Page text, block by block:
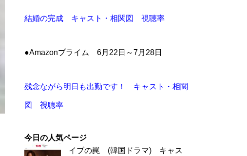
結婚の完成 キャスト・相関図 視聴率
●Amazonプライム 6月22日～7月28日
残念ながら明日も出勤です！ キャスト・相関
図 視聴率
今日の人気ページ
イブの罠 (韓国ドラマ) キャス